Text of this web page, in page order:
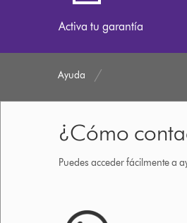
Activa tu garantía
Ayuda
¿Cómo
Puedes acceder fácilmente a